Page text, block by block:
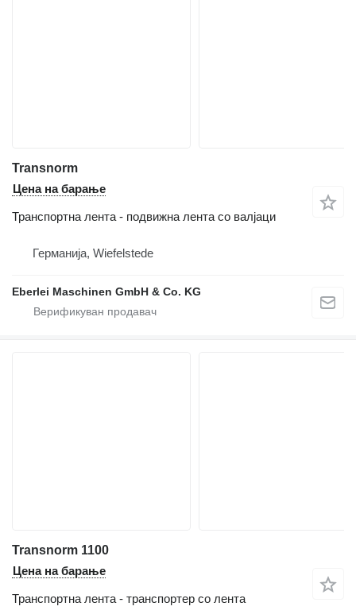
Transnorm
Цена на барање
Транспортна лента - подвижна лента со валјаци
Германија, Wiefelstede
Eberlei Maschinen GmbH & Co. KG
Transnorm 1100
Цена на барање
Транспортна лента - транспортер со лента